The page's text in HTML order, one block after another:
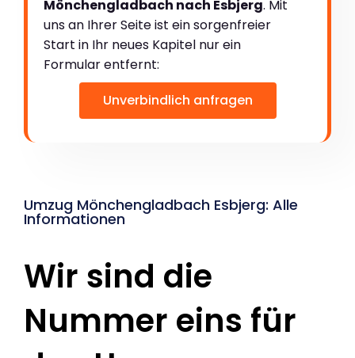
Mönchengladbach nach Esbjerg. Mit
uns an Ihrer Seite ist ein sorgenfreier
Start in Ihr neues Kapitel nur ein
Formular entfernt:
Unverbindlich anfragen
Umzug Mönchengladbach Esbjerg: Alle
Informationen
Wir sind die
Nummer eins für